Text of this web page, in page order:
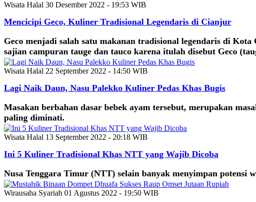
Wisata Halal 30 Desember 2022 - 19:53 WIB
Mencicipi Geco, Kuliner Tradisional Legendaris di Cianjur
Geco menjadi salah satu makanan tradisional legendaris di
sajian campuran tauge dan tauco karena itulah disebut Geco
Wisata Halal 22 September 2022 - 14:50 WIB
Lagi Naik Daun, Nasu Palekko Kuliner Pedas Khas Bugis
Masakan berbahan dasar bebek ayam tersebut, merupakan
paling diminati.
Wisata Halal 13 September 2022 - 20:18 WIB
Ini 5 Kuliner Tradisional Khas NTT yang Wajib Dicoba
Nusa Tenggara Timur (NTT) selain banyak menyimpan
Wirausaha Syariah 01 Agustus 2022 - 19:50 WIB